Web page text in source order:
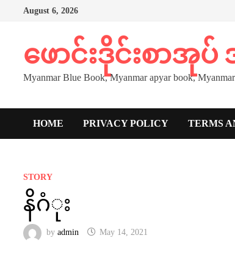
August 6, 2026
ဖောင်းဒိုင်းစာအုပ်
Myanmar Blue Book, Myanmar apyar book,
HOME PRIVACY POLICY TERMS
STORY
နိဂံုး
byadmin May 14, 2021